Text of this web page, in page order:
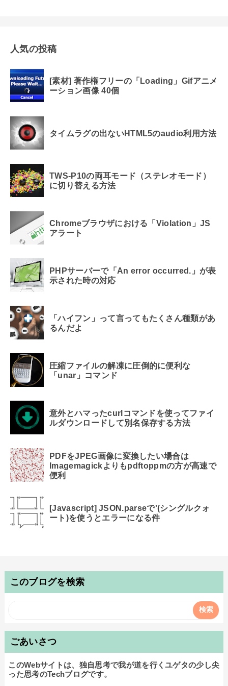
人気の投稿
[素材] 著作権フリーの「Loading」Gifアニメ
ーション画像 40個
タイムラグの出ないHTML5のaudio利用方法
TWS-P10の両耳モード（ステレオモード）
に切り替える方法
Chromeブラウザにおける「Violation」JS
アラート
PHPサーバーで「An error occurred.」が表
示された時の対応
「ハイフン」って言ってもたくさん種類があ
るんだよ
圧縮ファイルの解凍に圧倒的に便利な
「unar」コマンド
意外とハマったcurlコマンドを使ってファイ
ルダウンロードして別名保存する方法
PDFをJPEG画像に変換したい場合は
Imagemagickよりもpdftoppmの方が高速で
便利
[Javascript] JSON.parseで'(シングルクォ
ート)を使うとエラーになる件
このブログを検索
ごあいさつ
このWebサイトは、独自思考で我が道を行くユゲタの少し尖
った思考のTechブログです。